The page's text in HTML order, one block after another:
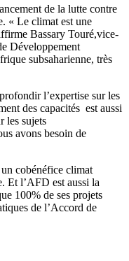
de la lutte contre
« Le climat est une
Bassary Touré,vice-
Développement
subsaharienne, très
l’expertise sur les
des capacités est aussi
les sujets
avons besoin de
cobénéfice climat
Et l’AFD est aussi la
100% de ses projets
de l’Accord de